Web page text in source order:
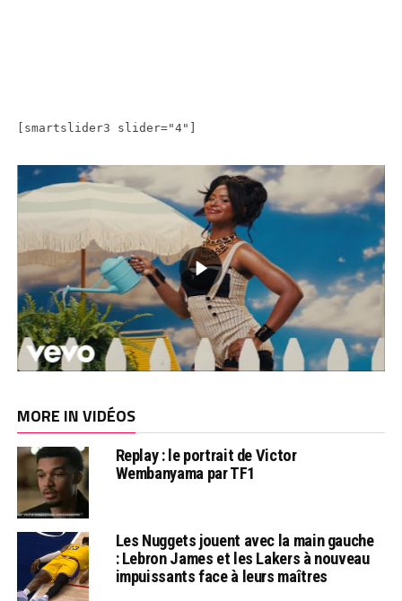
[smartslider3 slider="4"]
MORE IN VIDÉOS
Replay : le portrait de Victor
Wembanyama par TF1
Les Nuggets jouent avec la main gauche
: Lebron James et les Lakers à nouveau
impuissants face à leurs maîtres